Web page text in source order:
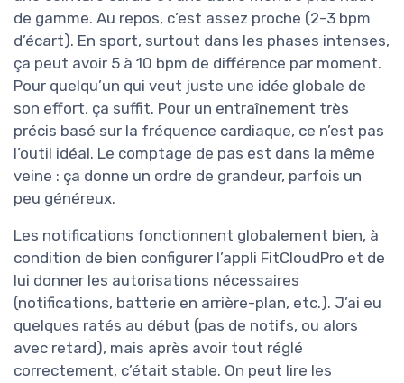
de gamme. Au repos, c’est assez proche (2-3 bpm
d’écart). En sport, surtout dans les phases intenses,
ça peut avoir 5 à 10 bpm de différence par moment.
Pour quelqu’un qui veut juste une idée globale de
son effort, ça suffit. Pour un entraînement très
précis basé sur la fréquence cardiaque, ce n’est pas
l’outil idéal. Le comptage de pas est dans la même
veine : ça donne un ordre de grandeur, parfois un
peu généreux.
Les notifications fonctionnent globalement bien, à
condition de bien configurer l’appli FitCloudPro et de
lui donner les autorisations nécessaires
(notifications, batterie en arrière-plan, etc.). J’ai eu
quelques ratés au début (pas de notifs, ou alors
avec retard), mais après avoir tout réglé
correctement, c’était stable. On peut lire les